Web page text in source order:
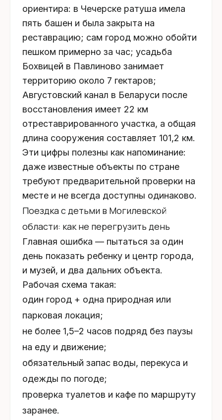
ориентира: в Чечерске ратуша имела
пять башен и была закрыта на
реставрацию; сам город можно обойти
пешком примерно за час; усадьба
Бохвицей в Павлиново занимает
территорию около 7 гектаров;
Августовский канал в Беларуси после
восстановления имеет 22 км
отреставрированного участка, а общая
длина сооружения составляет 101,2 км.
Эти цифры полезны как напоминание:
даже известные объекты по стране
требуют предварительной проверки на
месте и не всегда доступны одинаково.
Поездка с детьми в Могилевской
области: как не перегрузить день
Главная ошибка — пытаться за один
день показать ребенку и центр города,
и музей, и два дальних объекта.
Рабочая схема такая:
один город + одна природная или
парковая локация;
не более 1,5–2 часов подряд без паузы
на еду и движение;
обязательный запас воды, перекуса и
одежды по погоде;
проверка туалетов и кафе по маршруту
заранее.